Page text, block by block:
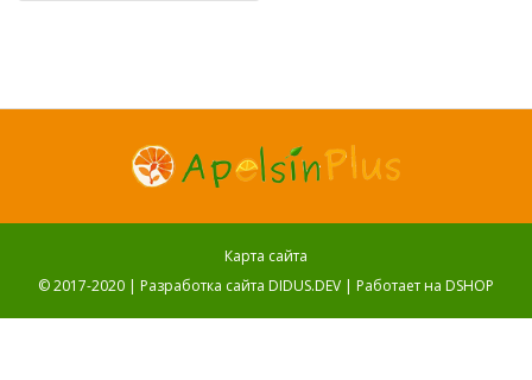
Карта сайта
© 2017-2020 | Разработка сайта DIDUS.DEV | Работает на DSHOP